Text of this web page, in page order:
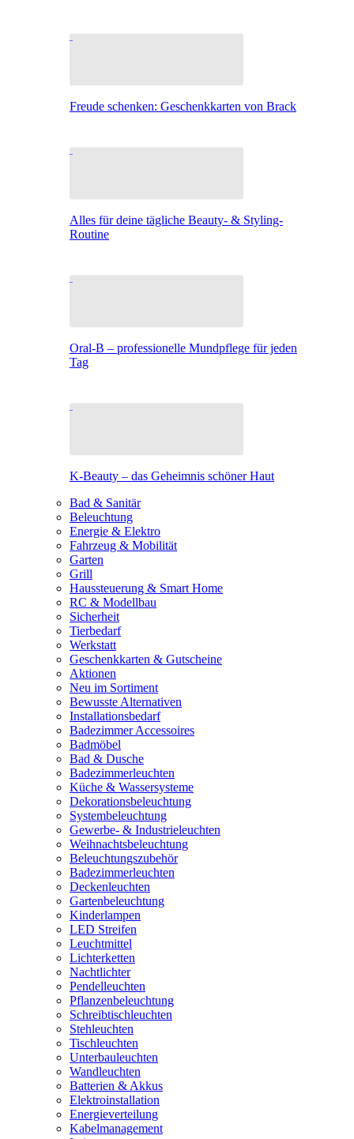
Freude schenken: Geschenkkarten von Brack
Alles für deine tägliche Beauty- & Styling-
Routine
Oral-B – professionelle Mundpflege für jeden
Tag
K-Beauty – das Geheimnis schöner Haut
Bad & Sanitär
Beleuchtung
Energie & Elektro
Fahrzeug & Mobilität
Garten
Grill
Haussteuerung & Smart Home
RC & Modellbau
Sicherheit
Tierbedarf
Werkstatt
Geschenkkarten & Gutscheine
Aktionen
Neu im Sortiment
Bewusste Alternativen
Installationsbedarf
Badezimmer Accessoires
Badmöbel
Bad & Dusche
Badezimmerleuchten
Küche & Wassersysteme
Dekorationsbeleuchtung
Systembeleuchtung
Gewerbe- & Industrieleuchten
Weihnachtsbeleuchtung
Beleuchtungszubehör
Badezimmerleuchten
Deckenleuchten
Gartenbeleuchtung
Kinderlampen
LED Streifen
Leuchtmittel
Lichterketten
Nachtlichter
Pendelleuchten
Pflanzenbeleuchtung
Schreibtischleuchten
Stehleuchten
Tischleuchten
Unterbauleuchten
Wandleuchten
Batterien & Akkus
Elektroinstallation
Energieverteilung
Kabelmanagement